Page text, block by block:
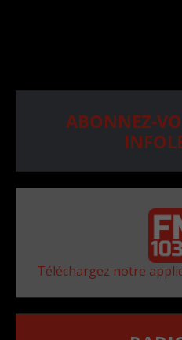
ABONNEZ-
Téléchargez notre